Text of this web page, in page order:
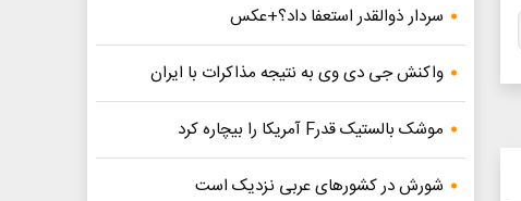
سردار ذوالقدر استعفا داد؟+عکس
واکنش جی دی وی به نتیجه مذاکرات با ایران
موشک بالستیک قدرF آمریکا را بیچاره کرد
شورش در کشورهای عربی نزدیک است